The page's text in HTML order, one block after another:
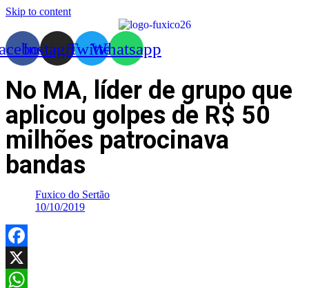
Skip to content
InstagramTwitterWhatsapp
No MA, líder de grupo que
aplicou golpes de R$ 50
milhões patrocinava
bandas
Fuxico do Sertão
10/10/2019
Facebook
X